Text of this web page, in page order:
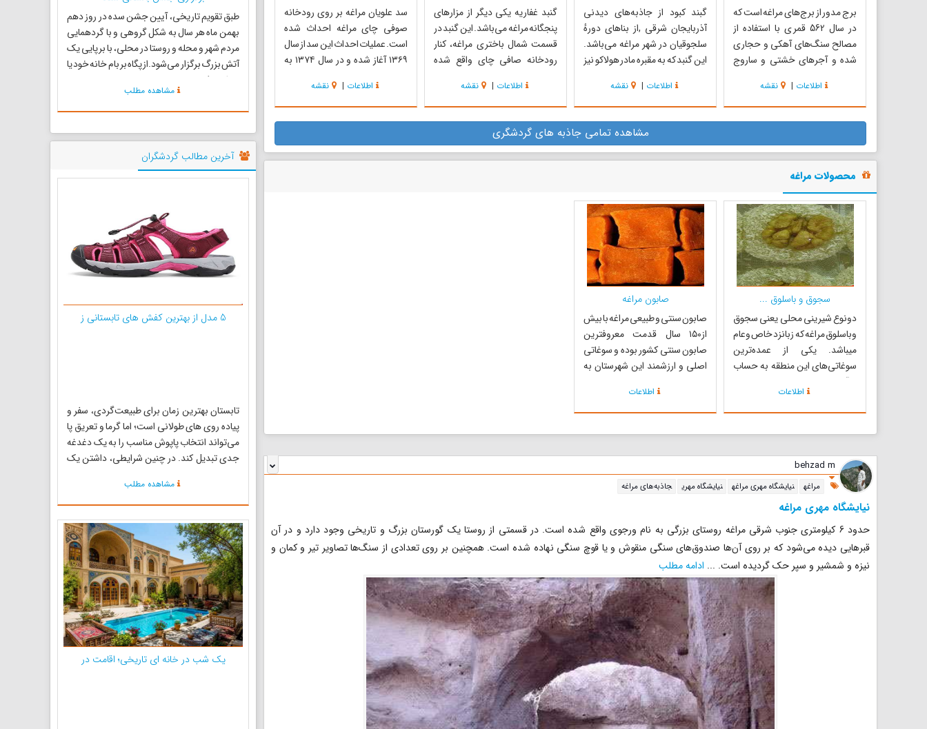
برج مدور از برج‌های مراغه است که
در سال 562 قمری با استفاده از
مصالح سنگ‌های آهکی و حجاری
شده و آجرهای خشتی و ساروج
مدوری‌شکل است که ظاهری ساده
دارد که با گنبدی دوپوش پوشیده
شده بود؛ ولی از گنبد و سقف آن در
نمانده‌است. برای جلوگیر...
اطلاعات | نقشه
گبند کبود از جاذبه‌های دیدنی
آذربایجان شرقی ,از بناهای دورهٔ
سلجوقیان در شهر مراغه می‌باشد.
این گنبد که به مقبره مادر هولاکو نیز
برج مدور واقع است. گنبد کبود از
نظر ترکیب کلی مشابه سایر مزارهای
موجود در مراغه است، یعنی مرکب
از شبستانی است مرتفع بر زیربنا...
اطلاعات | نقشه
گنبد غفاریه یکی دیگر از مزارهای
پنجگانه مراغه می‌باشد. این گنبد در
قسمت شمال باختری مراغه، کنار
رودخانه صافی چای واقع شده
سال‌های ۷۲۵ و ۷۲۸ هجری قمری
است, این گنبد در زمان حکومت
ایلخانیان و توسط سلطان ابوسعید
بهادرخان ساخته شده‌است. برخی
از عناصر معماری در گ...
اطلاعات | نقشه
سد علویان مراغه بر روی رودخانه
صوفی چای مراغه احداث شده
است. عملیات احداث این سد از سال
۱۳۶۹ آغاز شده و در سال ۱۳۷۴ به
است و ظرفیت گنجایش آن ۶۰
میلیون مترمکعب می‌باشد. کل
آن در بر گرفته 273...
اطلاعات | نقشه
مشاهده تمامی جاذبه های گردشگری
محصولات مراغه
سجوق و باسلوق ...
دونوع شیرینی محلی یعنی سجوق
وباسلوق مراغه که زبانزد خاص وعام
میباشد. یکی از عمده‌ترین
سوغاتی‌های این منطقه به حساب
میآید. باسلیق یا باسلوق از نشاسته
،آب، شکر، گلاب، گردو،کره و پودر
نارگیل تهیه می‌شود. نشاسته را با
می‌کنند ، سپس...
اطلاعات
صابون مراغه
صابون سنتی و طبیعی مراغه با بیش
از۱۵۰ سال قدمت معروفترین
صابون سنتی کشور بوده و سوغاتی
اصلی و ارزشمند این شهرستان به
که به صورت سنتی و نیمه صنعتی
تولید می‌شود، به‌رغم رواج
مردم این شهرستان و سایر شهرها...
اطلاعات
behzad m
مراغه نیایشگاه مهری مراغه نیایشگاه مهری جاذبه‌های مراغه
نیایشگاه مهری مراغه
حدود 6 کیلومتری جنوب شرقی مراغه روستای بزرگی به نام ورجوی واقع شده است. در قسمتی از روستا یک گورستان بزرگ و تاریخی وجود دارد و در آن
قبرهایی دیده می‌شود که بر روی آن‌ها صندوق‌های سنگی منقوش و یا قوچ سنگی نهاده شده است. همچنین بر روی تعدادی از سنگ‌ها تصاویر تیر و کمان و
نیزه و شمشیر و سپر حک گردیده است. ... ادامه مطلب
طبق تقویم تاریخی، آیین جشن سده در روز دهم
بهمن ماه هر سال به شکل گروهی و با گردهمایی
مردم شهر و محله و روستا در محلی، با برپایی یک
آتش بزرگ برگزار می‌شود.از پگاه بر بام خانه خود یا
بر بلندی کوهست
مشاهده مطلب
آخرین مطالب گردشگران
5 مدل از بهترین کفش های تابستانی ز
تابستان بهترین زمان برای طبیعت‌گردی، سفر و
پیاده‌ روی‌ های طولانی است؛ اما گرما و تعریق پا
می‌تواند انتخاب پاپوش مناسب را به یک دغدغه
جدی تبدیل کند. در چنین شرایطی، داشتن یک
مشاهده مطلب
یک شب در خانه ای تاریخی؛ اقامت در